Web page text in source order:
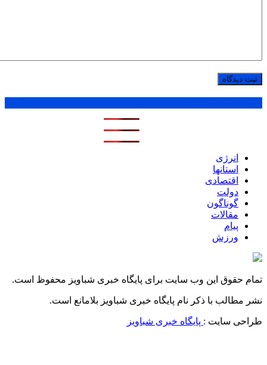
انرژی
استانها
اقتصادی
دولت
گوناگون
مقالات
پیام
ورزش
تمام حقوق این وب سایت برای پایگاه خبری شباویز محفوظ است.
نشر مطالب با ذکر نام پایگاه خبری شباویز بلامانع است.
طراحی سایت : پایگاه خبری شباویز